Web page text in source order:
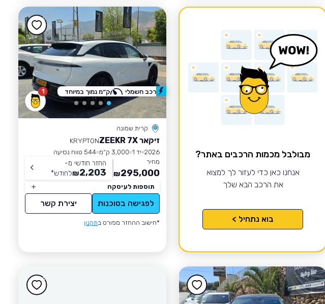
מבולבל מכמות הרכבים באתר?
אנחנו כאן כדי לעזור לך למצוא
את הרכב הבא שלך
בוא נתחיל >
1
קרית שמונה
זיקאר ZEEKR 7X
KRYPTON
2026 יד 1 3,000 ק״מ
544 טווח נסיעה
מחיר
295,000
₪
החזר חודשי מ-
2,203
₪לחודש*
תוספות לעיסקה
לפגישה בסוכנות יצירת קשר
*חישוב ההחזר מפורט בתקנון
רכב חשמלי ק״מ נמוך במיוחד